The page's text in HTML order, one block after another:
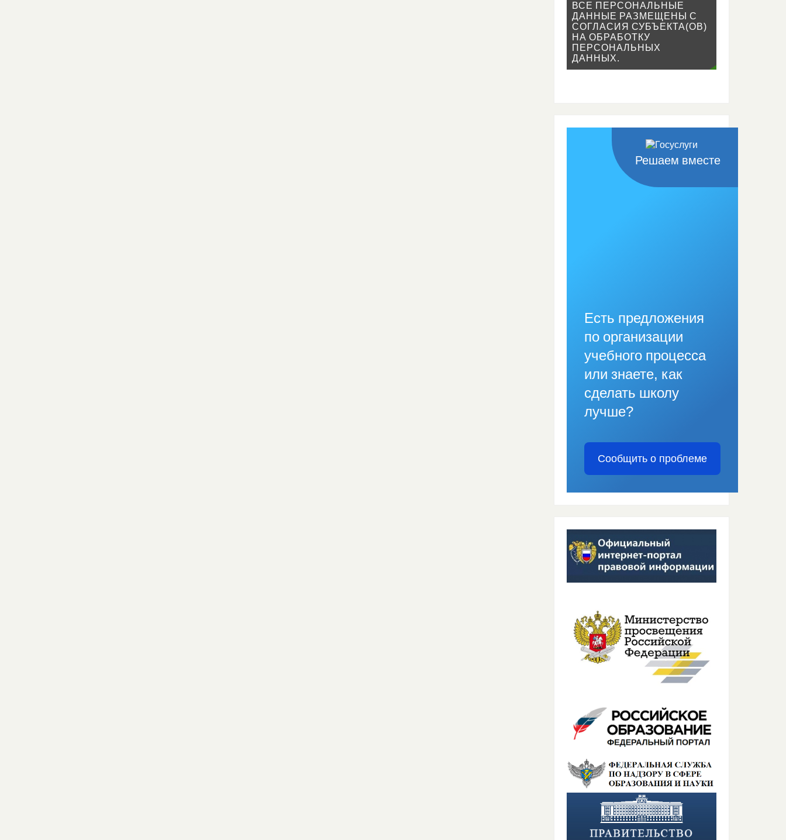
ВСЕ ПЕРСОНАЛЬНЫЕ
ДАННЫЕ РАЗМЕЩЕНЫ С
СОГЛАСИЯ СУБЪЕКТА(ОВ)
НА ОБРАБОТКУ
ПЕРСОНАЛЬНЫХ
ДАННЫХ.
Решаем вместе
Есть предложения
по организации
учебного процесса
или знаете, как
сделать школу
лучше?
Сообщить о проблеме